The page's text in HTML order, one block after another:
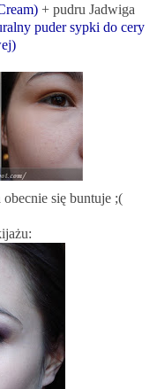
+ pudru Jadwiga
puder sypki do cery
się buntuje ;(